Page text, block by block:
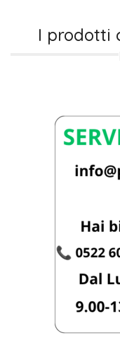
I prodotti